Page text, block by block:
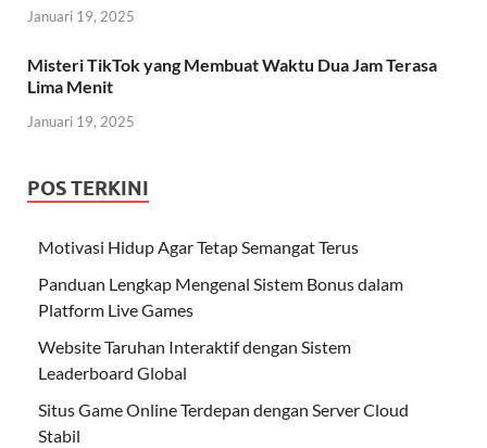
Januari 19, 2025
Misteri TikTok yang Membuat Waktu Dua Jam Terasa
Lima Menit
Januari 19, 2025
POS TERKINI
Motivasi Hidup Agar Tetap Semangat Terus
Panduan Lengkap Mengenal Sistem Bonus dalam
Platform Live Games
Website Taruhan Interaktif dengan Sistem
Leaderboard Global
Situs Game Online Terdepan dengan Server Cloud
Stabil